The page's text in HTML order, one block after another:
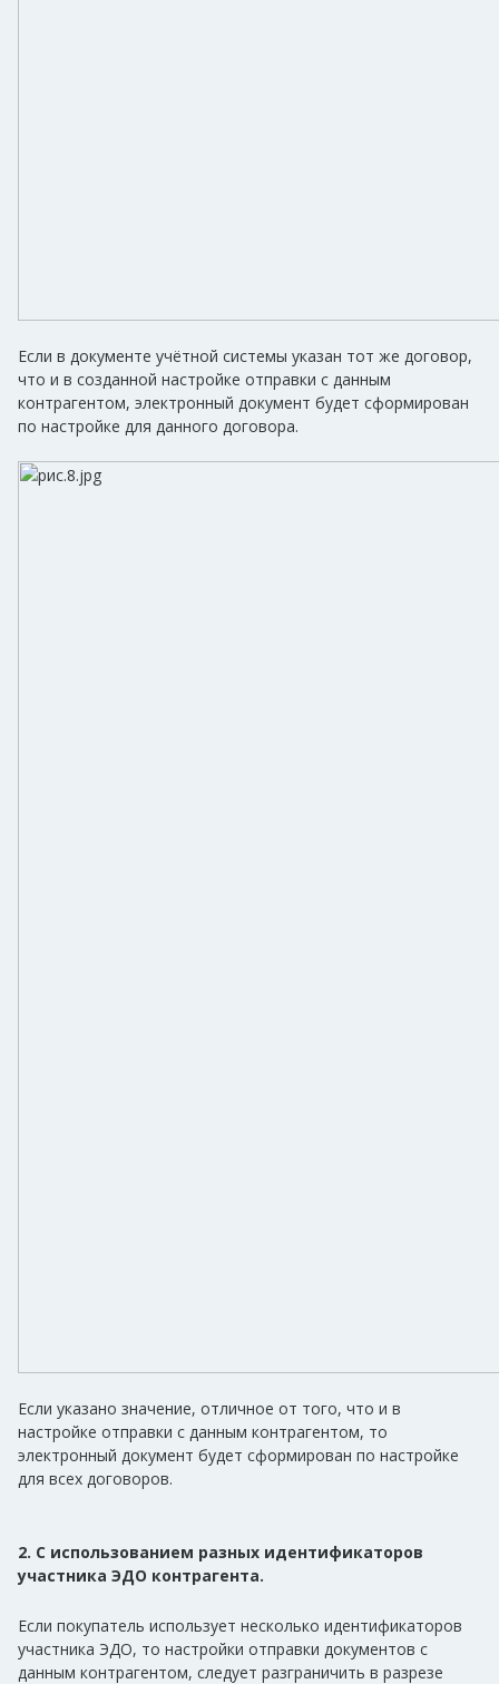
Если в документе учётной системы указан тот же договор,
что и в созданной настройке отправки с данным
контрагентом, электронный документ будет сформирован
по настройке для данного договора.
Если указано значение, отличное от того, что и в
настройке отправки с данным контрагентом, то
электронный документ будет сформирован по настройке
для всех договоров.
2. С использованием разных идентификаторов
участника ЭДО контрагента.
Если покупатель использует несколько идентификаторов
участника ЭДО, то настройки отправки документов с
данным контрагентом, следует разграничить в разрезе